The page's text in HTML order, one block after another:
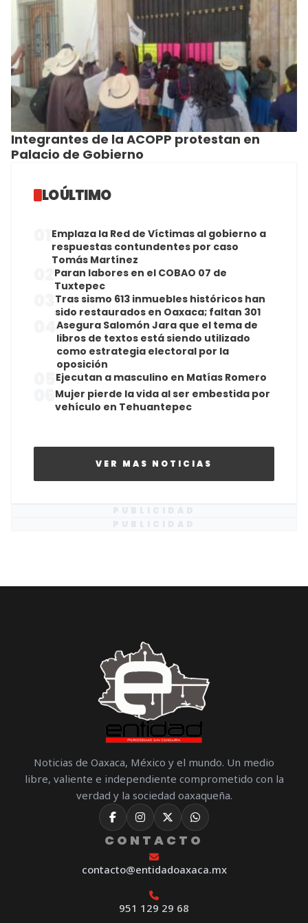
Integrantes de la ACOPP protestan en
Palacio de Gobierno
LO ÚLTIMO
Emplaza la Red de Víctimas al gobierno a
respuestas contundentes por caso
Tomás Martínez
Paran labores en el COBAO 07 de
Tuxtepec
Tras sismo 613 inmuebles históricos han
sido restaurados en Oaxaca; faltan 301
Asegura Salomón Jara que el tema de
libros de textos está siendo utilizado
como estrategia electoral por la
oposición
Ejecutan a masculino en Matías Romero
Mujer pierde la vida al ser embestida por
vehículo en Tehuantepec
VER MAS NOTICIAS
Noticias de Oaxaca, México y el mundo. Un medio
libre, valiente e independiente comprometido con la
verdad y la sociedad oaxaqueña.
CONTACTO
contacto@entidadoaxaca.mx
951 129 29 68